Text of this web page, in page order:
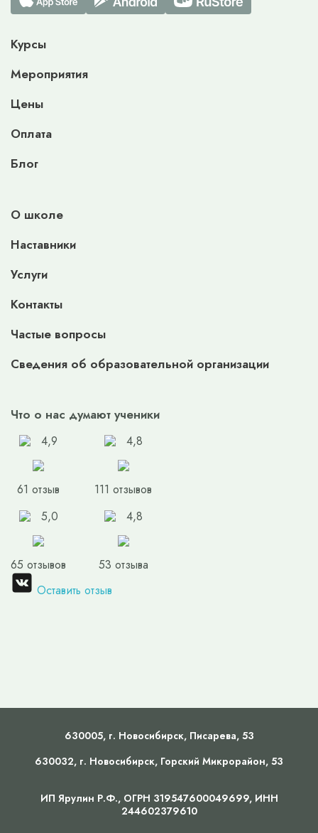
Курсы
Мероприятия
Цены
Оплата
Блог
О школе
Наставники
Услуги
Контакты
Частые вопросы
Сведения об образовательной организации
Что о нас думают ученики
4,9
61 отзыв
4,8
111 отзывов
5,0
65 отзывов
4,8
53 отзыва
Оставить отзыв
630005, г. Новосибирск, Писарева, 53
630032, г. Новосибирск, Горский Микрорайон, 53
ИП Ярулин Р.Ф., ОГРН 319547600049699, ИНН
244602379610